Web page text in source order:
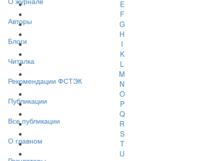
Авторы
Блоги
Читалка
Рекомендации ФСТЭК
Публикации
Все публикации
О главном
E
F
G
H
I
K
L
M
N
O
P
Q
R
S
T
U